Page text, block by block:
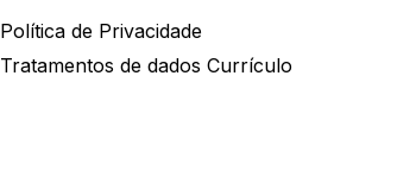
Política de Privacidade
Tratamentos de dados Currículo